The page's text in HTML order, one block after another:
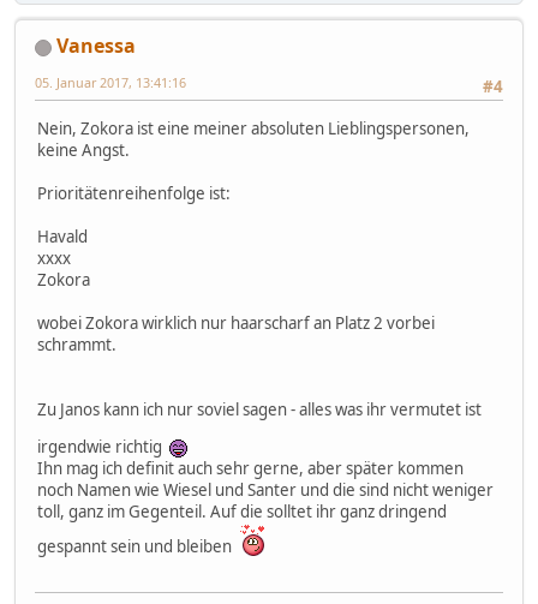
Vanessa
#4
05. Januar 2017, 13:41:16
Nein, Zokora ist eine meiner absoluten Lieblingspersonen,
keine Angst.
Prioritätenreihenfolge ist:
Havald
xxxx
Zokora
wobei Zokora wirklich nur haarscharf an Platz 2 vorbei
schrammt.
Zu Janos kann ich nur soviel sagen - alles was ihr vermutet ist
irgendwie richtig
Ihn mag ich definit auch sehr gerne, aber später kommen
noch Namen wie Wiesel und Santer und die sind nicht weniger
toll, ganz im Gegenteil. Auf die solltet ihr ganz dringend
gespannt sein und bleiben